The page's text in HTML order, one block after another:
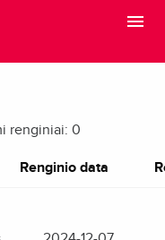
renginiai: 0
Renginio data